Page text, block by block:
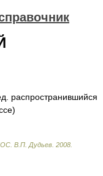
распространившийся
В.П. Дудьев 2008